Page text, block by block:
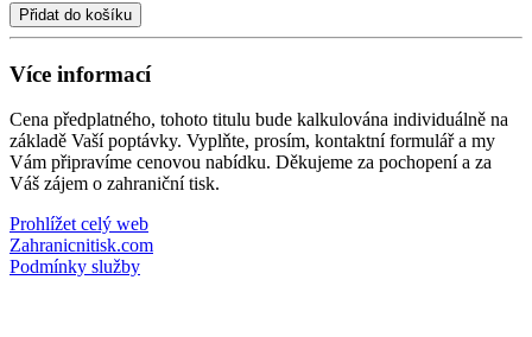
Přidat do košíku
Více informací
Cena předplatného, tohoto titulu bude kalkulována individuálně na
základě Vaší poptávky. Vyplňte, prosím, kontaktní formulář a my
Vám připravíme cenovou nabídku. Děkujeme za pochopení a za
Váš zájem o zahraniční tisk.
Prohlížet celý web
Zahranicnitisk.com
Podmínky služby